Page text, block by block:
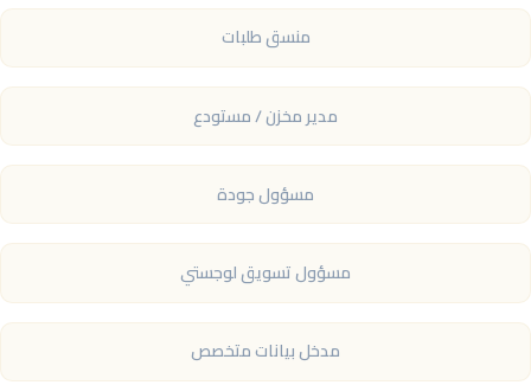
منسق طلبات
مدير مخزن / مستودع
مسؤول جودة
مسؤول تسويق لوجستي
مدخل بيانات متخصص